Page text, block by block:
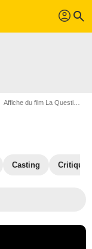
profil search
Affiche du film La Question - Photo 1
Casting